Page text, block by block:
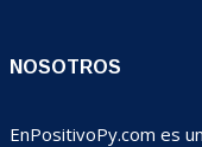
NOSOTROS
EnPositivoPy.com es